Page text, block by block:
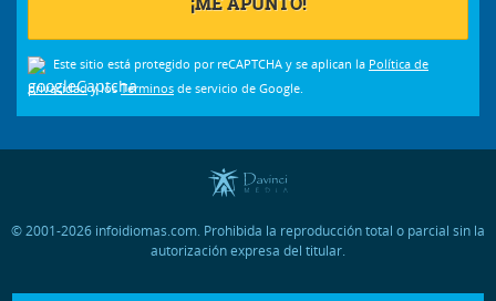
Este sitio está protegido por reCAPTCHA y se aplican la Política de
privacidady losTérminos de servicio de Google.
© 2001-2026 infoidiomas.com. Prohibida la reproducción total o parcial sin la
autorización expresa del titular.